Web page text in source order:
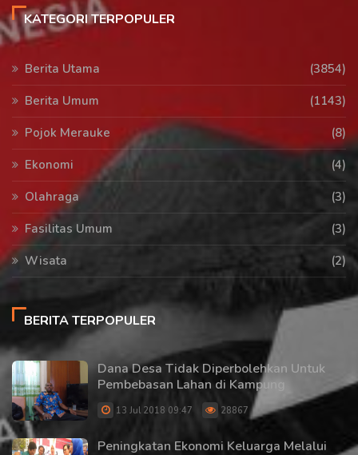
KATEGORI TERPOPULER
Berita Utama
(3854)
Berita Umum
(1143)
Pojok Merauke
(8)
Ekonomi
(4)
Olahraga
(3)
Fasilitas Umum
(3)
Wisata
(2)
BERITA TERPOPULER
Dana Desa Tidak Diperbolehkan Untuk
Pembebasan Lahan di Kampung
13 Jul 2018 09:47 28867
Peningkatan Ekonomi Keluarga Melalui